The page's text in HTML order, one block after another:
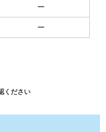
ー
ー
ください